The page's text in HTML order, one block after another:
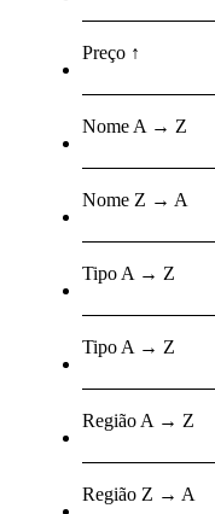
Preço ↑
Nome A → Z
Nome Z → A
Tipo A → Z
Tipo A → Z
Região A → Z
Região Z → A